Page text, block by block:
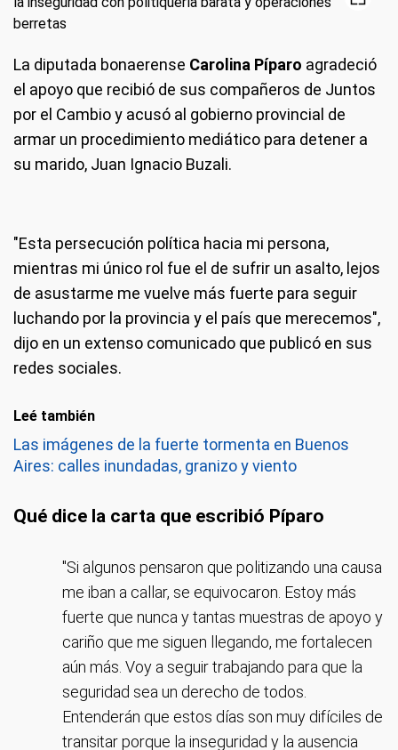
La diputada bonaerense Carolina Píparo agradeció
el apoyo que recibió de sus compañeros de Juntos
por el Cambio y acusó al gobierno provincial de
armar un procedimiento mediático para detener a
su marido, Juan Ignacio Buzali.
"Esta persecución política hacia mi persona,
mientras mi único rol fue el de sufrir un asalto, lejos
de asustarme me vuelve más fuerte para seguir
luchando por la provincia y el país que merecemos",
dijo en un extenso comunicado que publicó en sus
redes sociales.
Leé también
Las imágenes de la fuerte tormenta en Buenos
Aires: calles inundadas, granizo y viento
Qué dice la carta que escribió Píparo
"Si algunos pensaron que politizando una causa
me iban a callar, se equivocaron. Estoy más
fuerte que nunca y tantas muestras de apoyo y
cariño que me siguen llegando, me fortalecen
aún más. Voy a seguir trabajando para que la
seguridad sea un derecho de todos.
Entenderán que estos días son muy difíciles de
transitar porque la inseguridad y la ausencia